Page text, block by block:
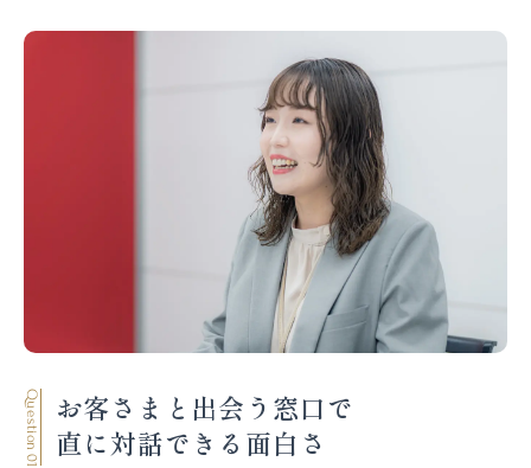
Question 01 お客さまと出会う窓口で
直に対話できる面白さ